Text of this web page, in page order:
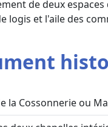
de deux
logis et l'aile des
la Cossonnerie ou